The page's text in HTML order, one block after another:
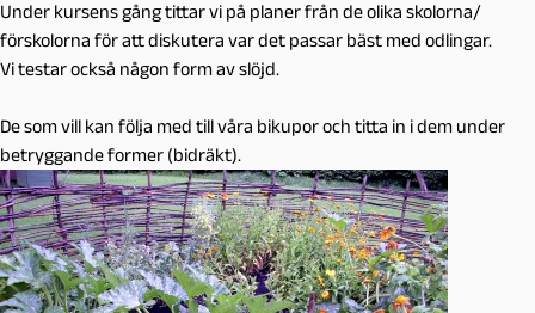
Under kursens gång tittar vi på planer från de olika skolorna/
förskolorna för att diskutera var det passar bäst med odlingar.
Vi testar också någon form av slöjd.
De som vill kan följa med till våra bikupor och titta in i dem under
betryggande former (bidräkt).